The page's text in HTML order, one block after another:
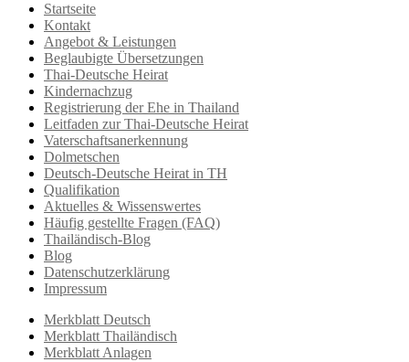
Startseite
Kontakt
Angebot & Leistungen
Beglaubigte Übersetzungen
Thai-Deutsche Heirat
Kindernachzug
Registrierung der Ehe in Thailand
Leitfaden zur Thai-Deutsche Heirat
Vaterschaftsanerkennung
Dolmetschen
Deutsch-Deutsche Heirat in TH
Qualifikation
Aktuelles & Wissenswertes
Häufig gestellte Fragen (FAQ)
Thailändisch-Blog
Blog
Datenschutzerklärung
Impressum
Merkblatt Deutsch
Merkblatt Thailändisch
Merkblatt Anlagen